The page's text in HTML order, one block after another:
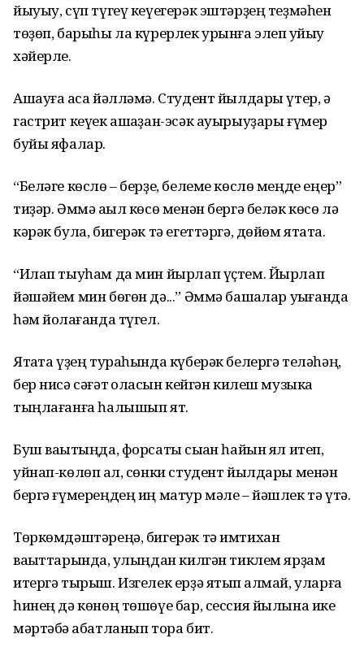
йыуыу, сүп түгеү кеүегерәк эштәрҙең теҙмәһен
төҙөп, барыһы ла күрерлек урынға элеп ҡуйыу
хәйерле.
Ашауға аҡса йәлләмә. Студент йылдары үтер, ә
гастрит кеүек ашҡаҙан-эсәк ауырыуҙары ғүмер
буйы яфалар.
“Беләге көслө – берҙе, белеме көслө меңде еңер”
тиҙәр. Әммә аҡыл көсө менән бергә беләк көсө лә
кәрәк була, бигерәк тә егеттәргә, дөйөм ятаҡта.
“Илап тыуһам да мин йырлап үҫтем. Йырлап
йәшәйем мин бөгөн дә...” Әммә башҡалар уҡығанда
һәм йоҡлағанда түгел.
Ятаҡта үҙең тураһында күберәк белергә теләһәң,
бер нисә сәғәт ҡолаҡсын кейгән килеш музыка
тыңлағанға һалышып ят.
Буш ваҡытыңда, форсаты сыҡҡан һайын ял итеп,
уйнап-көлөп ҡал, сөнки студент йылдары менән
бергә ғүмереңдең иң матур мәле – йәшлек тә үтә.
Төркөмдәштәреңә, бигерәк тә имтихан
ваҡыттарында, ҡулыңдан килгән тиклем ярҙам
итергә тырыш. Изгелек ерҙә ятып ҡалмай, уларға
һинең дә көнөң төшөүе бар, сессия йылына ике
мәртәбә ҡабатланып тора бит.